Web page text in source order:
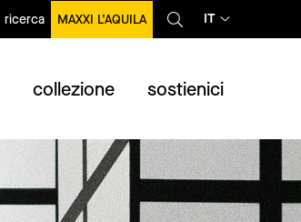
ricerca MAXXI L’AQUILA IT
collezione sostienici